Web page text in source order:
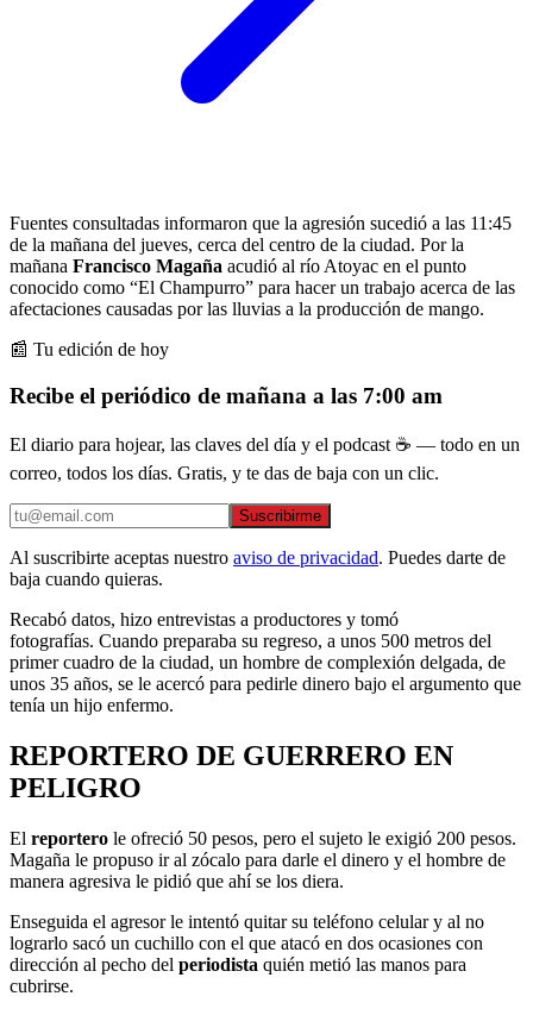
Fuentes consultadas informaron que la agresión sucedió a las 11:45
de la mañana del jueves, cerca del centro de la ciudad. Por la
mañana Francisco Magaña acudió al río Atoyac en el punto
conocido como “El Champurro” para hacer un trabajo acerca de las
afectaciones causadas por las lluvias a la producción de mango.
📰 Tu edición de hoy
Recibe el periódico de mañana a las 7:00 am
El diario para hojear, las claves del día y el podcast ☕ — todo en un
correo, todos los días. Gratis, y te das de baja con un clic.
Suscribirme
Al suscribirte aceptas nuestro aviso de privacidad. Puedes darte de
baja cuando quieras.
Recabó datos, hizo entrevistas a productores y tomó
fotografías. Cuando preparaba su regreso, a unos 500 metros del
primer cuadro de la ciudad, un hombre de complexión delgada, de
unos 35 años, se le acercó para pedirle dinero bajo el argumento que
tenía un hijo enfermo.
REPORTERO DE GUERRERO EN
PELIGRO
El reportero le ofreció 50 pesos, pero el sujeto le exigió 200 pesos.
Magaña le propuso ir al zócalo para darle el dinero y el hombre de
manera agresiva le pidió que ahí se los diera.
Enseguida el agresor le intentó quitar su teléfono celular y al no
lograrlo sacó un cuchillo con el que atacó en dos ocasiones con
dirección al pecho del periodista quién metió las manos para
cubrirse.